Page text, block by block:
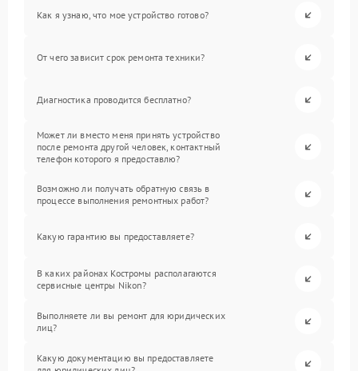
Как я узнаю, что мое устройство готово?
От чего зависит срок ремонта техники?
Диагностика проводится бесплатно?
Может ли вместо меня принять устройство
после ремонта другой человек, контактный
телефон которого я предоставлю?
Возможно ли получать обратную связь в
процессе выполнения ремонтных работ?
Какую гарантию вы предоставляете?
В каких районах Костромы располагаются
сервисные центры Nikon?
Выполняете ли вы ремонт для юридических
лиц?
Какую документацию вы предоставляете